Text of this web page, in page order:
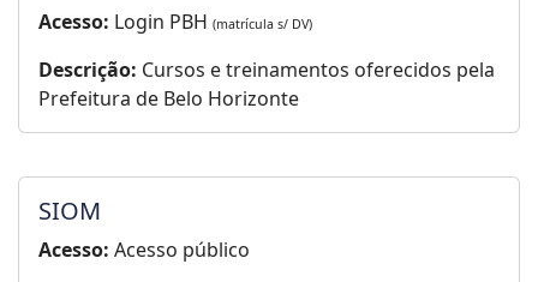
Acesso: Login PBH (matrícula s/ DV)
Descrição: Cursos e treinamentos oferecidos pela
Prefeitura de Belo Horizonte
SIOM
Acesso: Acesso público